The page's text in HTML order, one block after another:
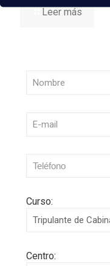
Leer más
Curso:
Centro: